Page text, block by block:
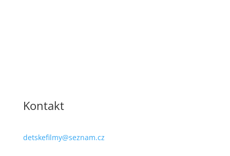
Kontakt
detskefilmy@seznam.cz